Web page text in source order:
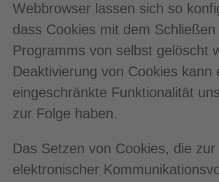
Webbrowser lassen sich so
dass Cookies mit dem Schließen
Programms von selbst gelöscht
Deaktivierung von Cookies kann
eingeschränkte Funktionalität
zur Folge haben.
Das Setzen von Cookies, die zur
elektronischer